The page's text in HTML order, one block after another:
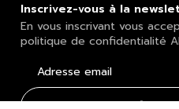
Inscrivez-vous à la
En vous inscrivant vous
politique de confidentialité
Adresse email